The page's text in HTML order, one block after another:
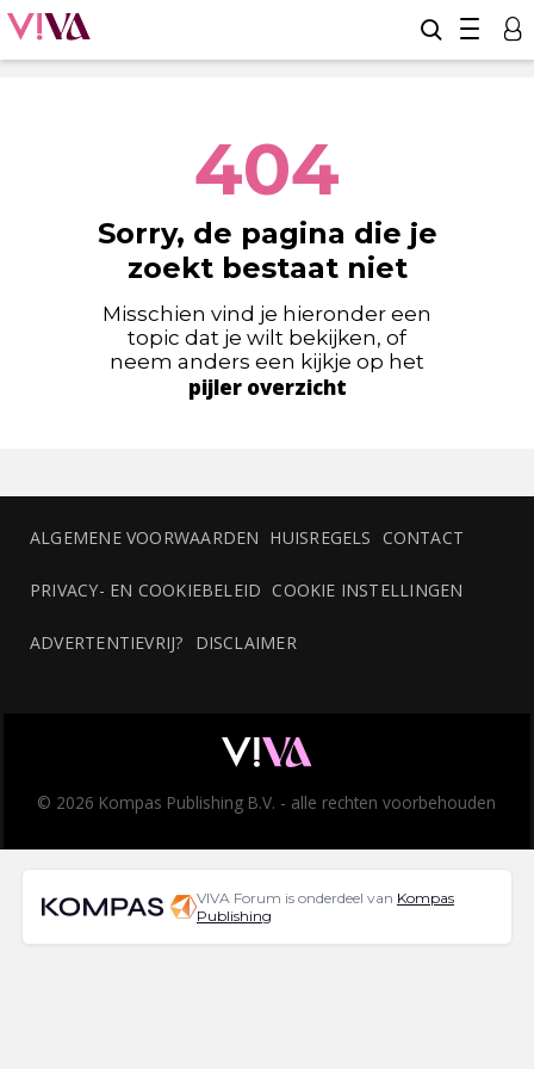
404
Sorry, de pagina die je
zoekt bestaat niet
Misschien vind je hieronder een
topic dat je wilt bekijken, of
neem anders een kijkje op het
pijler overzicht
ALGEMENE VOORWAARDEN HUISREGELS CONTACT
PRIVACY- EN COOKIEBELEID COOKIE INSTELLINGEN
ADVERTENTIEVRIJ? DISCLAIMER
© 2026 Kompas Publishing B.V. - alle rechten voorbehouden
VIVA Forum is onderdeel van Kompas
Publishing